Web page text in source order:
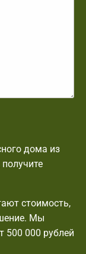
дома из
стоимость,
Мы
500 000 рублей